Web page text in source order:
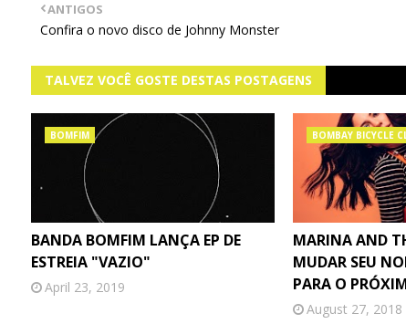
ANTIGOS
Confira o novo disco de Johnny Monster
TALVEZ VOCÊ GOSTE DESTAS POSTAGENS
BOMFIM
BANDA BOMFIM LANÇA EP DE
ESTREIA "VAZIO"
April 23, 2019
BOMBAY BICYCLE
MARINA AND
MUDAR SEU
PARA O
August 27, 2018